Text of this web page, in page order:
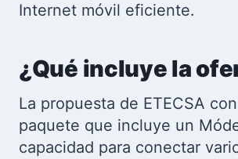
Internet móvil eficiente.
¿Qué incluye la
La propuesta de ETECSA
paquete que incluye un
capacidad para conectar